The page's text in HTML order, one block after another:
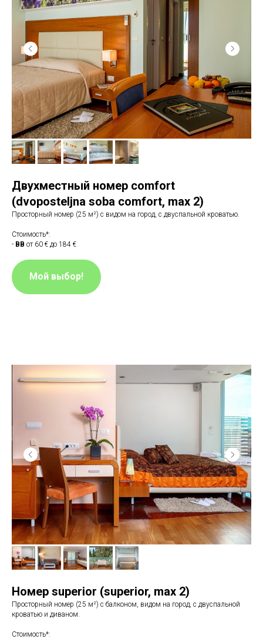
Двухместный номер comfort
(dvoposteljnа sobа comfort, max 2)
Просторный номер (25 м²) с видом на город, с двуспальной кроватью.
Стоимость*:
- BB от 60 € до 184 €
Мой выбор!
Номер superior (superior, max 2)
Просторный номер (25 м²) с балконом, видом на город, с двуспальной
кроватью и диваном.
Стоимость*: